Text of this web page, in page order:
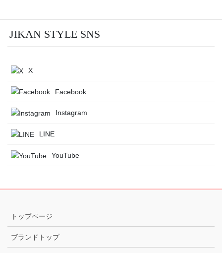
JIKAN STYLE SNS
X
Facebook
Instagram
LINE
YouTube
トップページ
ブランドトップ